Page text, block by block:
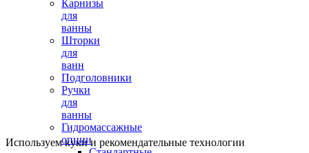
Карнизы
для
ванны
Шторки
для
ванн
Подголовники
Ручки
для
ванны
Гидромассажные
опции
Используем куки и рекомендательные технологии